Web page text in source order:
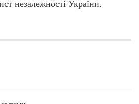
незалежності України.